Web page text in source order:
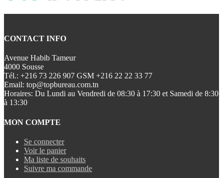
CONTACT INFO
Avenue Habib Tameur
4000 Sousse
Tél.: +216 73 226 907 GSM +216 22 22 33 77
Email: top@topbureau.com.tn
Horaires: Du Lundi au Vendredi de 08:30 à 17:30 et Samedi de 8:30
à 13:30
MON COMPTE
Se connecter
Voir le panier
Ma liste de souhaits
Suivre ma commande